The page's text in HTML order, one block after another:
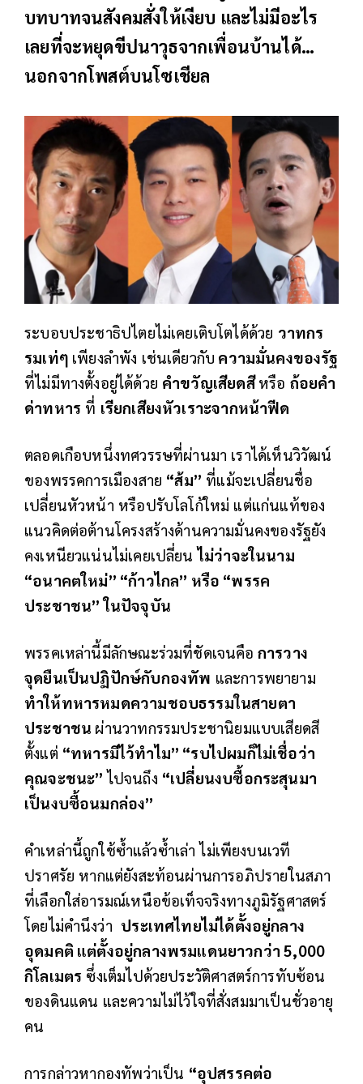
บทบาทจนสังคมสั่งให้เงียบ และไม่มีอะไร
เลยที่จะหยุดขีปนาวุธจากเพื่อนบ้านได้…
นอกจากโพสต์บนโซเชียล
ระบอบประชาธิปไตยไม่เคยเติบโตได้ด้วย วาทกร
รมเท่ๆ เพียงลำพัง เช่นเดียวกับ ความมั่นคงของรัฐ
ที่ไม่มีทางตั้งอยู่ได้ด้วย คำขวัญเสียดสีหรือ ถ้อยคำ
ด่าทหาร ที่ เรียกเสียงหัวเราะจากหน้าฟีด
ตลอดเกือบหนึ่งทศวรรษที่ผ่านมา เราได้เห็นวิวัฒน์
ของพรรคการเมืองสาย “ส้ม” ที่แม้จะเปลี่ยนชื่อ
เปลี่ยนหัวหน้า หรือปรับโลโก้ใหม่ แต่แก่นแท้ของ
แนวคิดต่อต้านโครงสร้างด้านความมั่นคงของรัฐยัง
คงเหนียวแน่นไม่เคยเปลี่ยนไม่ว่าจะในนาม
“อนาคตใหม่” “ก้าวไกล” หรือ “พรรค
ประชาชน” ในปัจจุบัน
พรรคเหล่านี้มีลักษณะร่วมที่ชัดเจนคือ การวาง
จุดยืนเป็นปฏิปักษ์กับกองทัพ และการพยายาม
ทำให้ทหารหมดความชอบธรรมในสายตา
ประชาชน ผ่านวาทกรรมประชานิยมแบบเสียดสี
ตั้งแต่ “ทหารมีไว้ทำไม” “รบไปผมก็ไม่เชื่อว่า
คุณจะชนะ”ไปจนถึง “เปลี่ยนงบซื้อกระสุนมา
เป็นงบซื้อนมกล่อง”
คำเหล่านี้ถูกใช้ซ้ำแล้วซ้ำเล่า ไม่เพียงบนเวที
ปราศรัย หากแต่ยังสะท้อนผ่านการอภิปรายในสภา
ที่เลือกใส่อารมณ์เหนือข้อเท็จจริงทางภูมิรัฐศาสตร์
โดยไม่คำนึงว่า ประเทศไทยไม่ได้ตั้งอยู่กลาง
อุดมคติ แต่ตั้งอยู่กลางพรมแดนยาวกว่า5,000
กิโลเมตร ซึ่งเต็มไปด้วยประวัติศาสตร์การทับซ้อน
ของดินแดน และความไม่ไว้ใจที่สั่งสมมาเป็นชั่วอายุ
คน
การกล่าวหากองทัพว่าเป็น “อุปสรรคต่อ